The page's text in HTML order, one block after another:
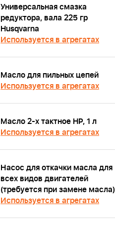
Универсальная смазка
редуктора, вала 225 гр
Husqvarna
Используется в агрегатах
Масло для пильных цепей
Используется в агрегатах
Масло 2-х тактное HP, 1 л
Используется в агрегатах
Насос для откачки масла для
всех видов двигателей
(требуется при замене масла)
Используется в агрегатах